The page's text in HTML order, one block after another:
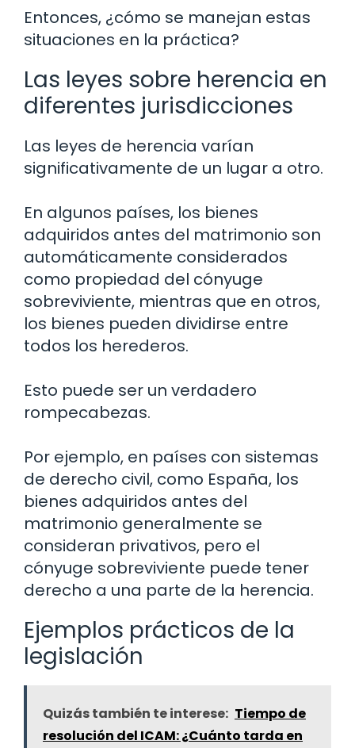
Entonces, ¿cómo se manejan estas
situaciones en la práctica?
Las leyes sobre herencia en
diferentes jurisdicciones
Las leyes de herencia varían
significativamente de un lugar a otro.
En algunos países, los bienes
adquiridos antes del matrimonio son
automáticamente considerados
como propiedad del cónyuge
sobreviviente, mientras que en otros,
los bienes pueden dividirse entre
todos los herederos.
Esto puede ser un verdadero
rompecabezas.
Por ejemplo, en países con sistemas
de derecho civil, como España, los
bienes adquiridos antes del
matrimonio generalmente se
consideran privativos, pero el
cónyuge sobreviviente puede tener
derecho a una parte de la herencia.
Ejemplos prácticos de la
legislación
Quizás también te interese: Tiempo de
resolución del ICAM: ¿Cuánto tarda en